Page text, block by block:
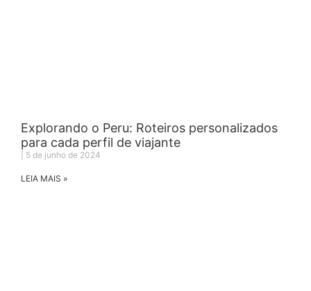
Explorando o Peru: Roteiros personalizados
para cada perfil de viajante
5 de junho de 2024
LEIA MAIS »